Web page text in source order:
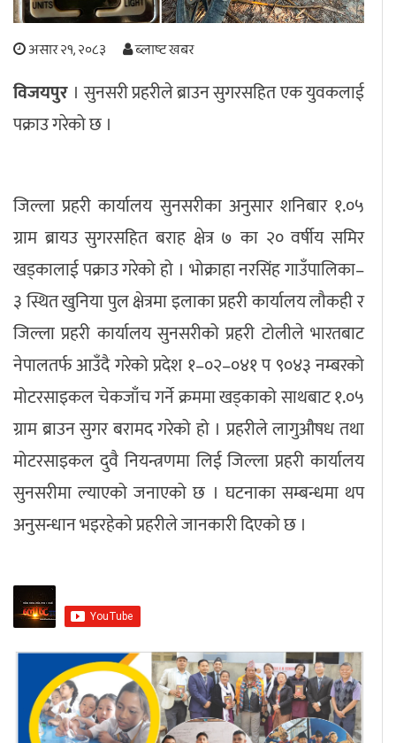
अपराध
छापा समाचार
थप विभाग
अन्तर्राष्ट्रिय / प्रवास
अन्तरवार्ता संस्कृति साहित्य
ब्लग/रिभ्यु
राशिफल
असार २१, २०८३ ब्लाष्ट खबर
विजयपुर । सुनसरी प्रहरीले ब्राउन सुगरसहित एक युवकलाई
पक्राउ गरेको छ ।
जिल्ला प्रहरी कार्यालय सुनसरीका अनुसार शनिबार १.०५
ग्राम ब्रायउ सुगरसहित बराह क्षेत्र ७ का २० वर्षीय समिर
खड्कालाई पक्राउ गरेको हो । भोक्राहा नरसिंह गाउँपालिका–
३ स्थित खुनिया पुल क्षेत्रमा इलाका प्रहरी कार्यालय लौकही र
जिल्ला प्रहरी कार्यालय सुनसरीको प्रहरी टोलीले भारतबाट
नेपालतर्फ आउँदै गरेको प्रदेश १–०२–०४१ प ९०४३ नम्बरको
मोटरसाइकल चेकजाँच गर्ने क्रममा खड्काको साथबाट १.०५
ग्राम ब्राउन सुगर बरामद गरेको हो । प्रहरीले लागुऔषध तथा
मोटरसाइकल दुवै नियन्त्रणमा लिई जिल्ला प्रहरी कार्यालय
सुनसरीमा ल्याएको जनाएको छ । घटनाका सम्बन्धमा थप
अनुसन्धान भइरहेको प्रहरीले जानकारी दिएको छ ।